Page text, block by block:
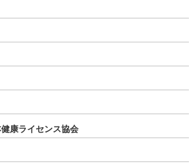
康ライセンス協会